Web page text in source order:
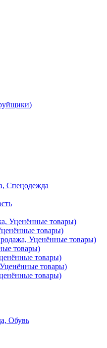
Спецодежда
Уценённые товары)
товары)
Уценённые товары)
товары)
товары)
товары)
товары)
Обувь